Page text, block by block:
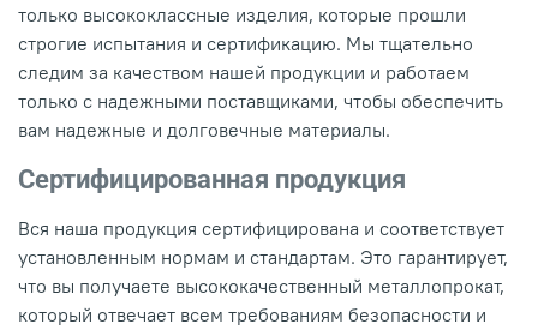
только высококлассные изделия, которые прошли
строгие испытания и сертификацию. Мы тщательно
следим за качеством нашей продукции и работаем
только с надежными поставщиками, чтобы обеспечить
вам надежные и долговечные материалы.
Сертифицированная продукция
Вся наша продукция сертифицирована и соответствует
установленным нормам и стандартам. Это гарантирует,
что вы получаете высококачественный металлопрокат,
который отвечает всем требованиям безопасности и